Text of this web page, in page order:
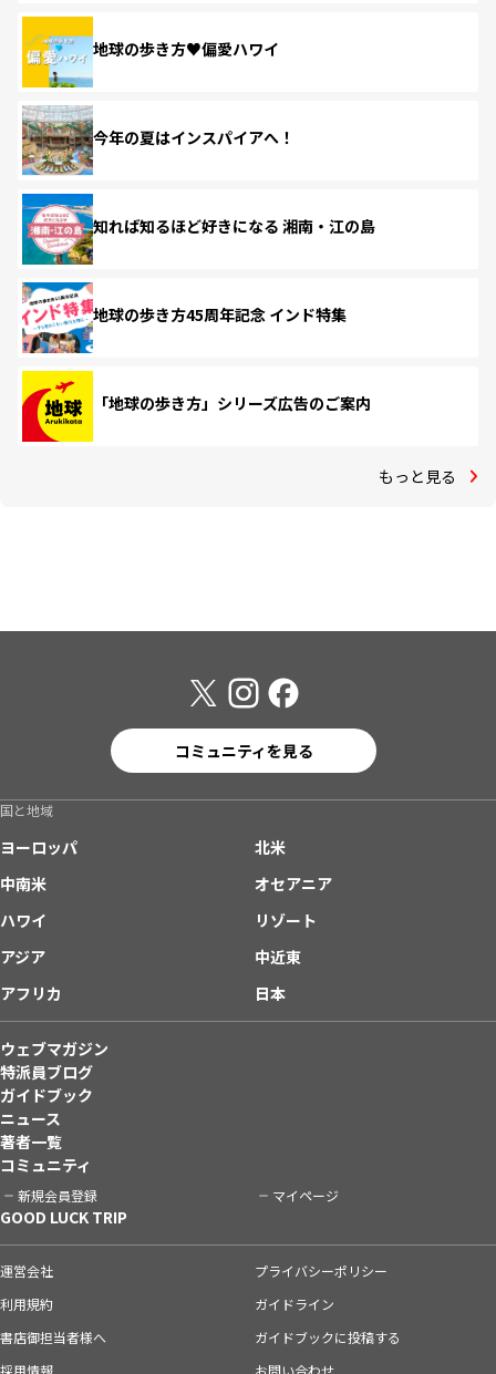
地球の歩き方♥偏愛ハワイ
今年の夏はインスパイアへ！
知れば知るほど好きになる 湘南・江の島
地球の歩き方45周年記念 インド特集
「地球の歩き方」シリーズ広告のご案内
もっと見る
コミュニティを見る
国と地域
ヨーロッパ
北米
中南米
オセアニア
ハワイ
リゾート
アジア
中近東
アフリカ
日本
ウェブマガジン
特派員ブログ
ガイドブック
ニュース
著者一覧
コミュニティ
新規会員登録 マイページ
GOOD LUCK TRIP
運営会社
プライバシーポリシー
利用規約
ガイドライン
書店御担当者様へ
ガイドブックに投稿する
採用情報
お問い合わせ